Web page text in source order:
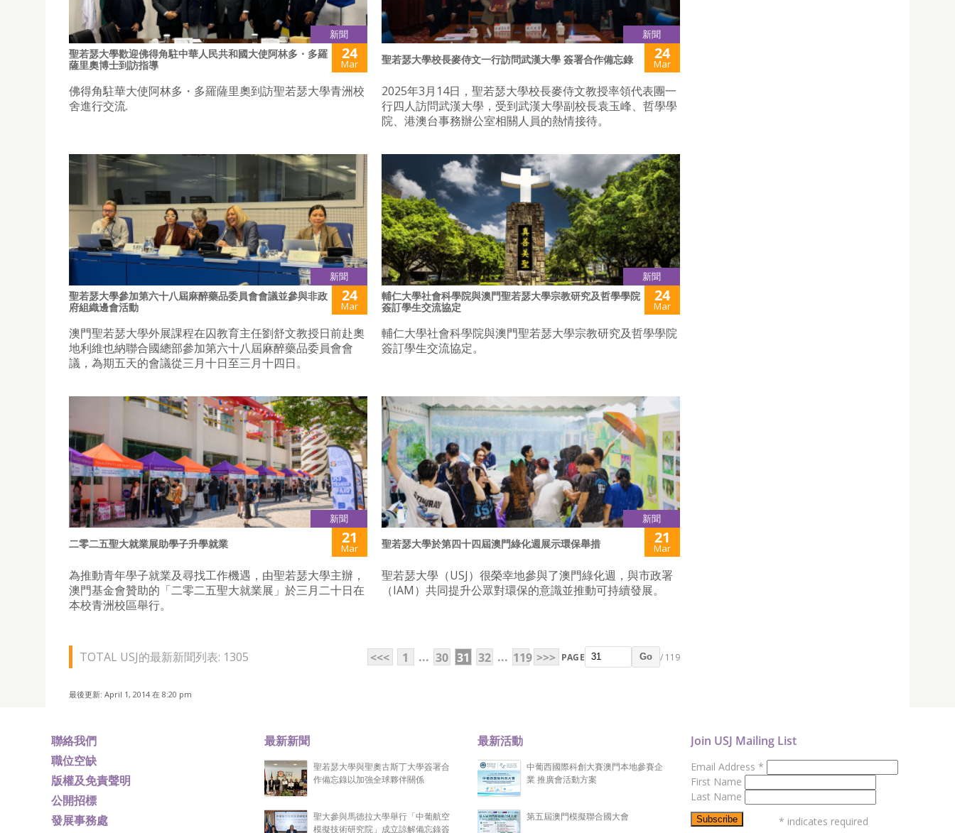
新聞
聖若瑟大學歡迎佛得角駐中華人民共和國大使阿林多・多羅
薩里奧博士到訪指導
24
Mar
佛得角駐華大使阿林多・多羅薩里奧到訪聖若瑟大學青洲校
舍進行交流.
新聞
聖若瑟大學校長麥侍文一行訪問武漢大學 簽署合作備忘錄 24
Mar
2025年3月14日，聖若瑟大學校長麥侍文教授率領代表團一
行四人訪問武漢大學，受到武漢大學副校長袁玉峰、哲學學
院、港澳台事務辦公室相關人員的熱情接待。
新聞
聖若瑟大學參加第六十八屆麻醉藥品委員會會議並參與非政
府組織邊會活動
24
Mar
澳門聖若瑟大學外展課程在囚教育主任劉舒文教授日前赴奧
地利維也納聯合國總部參加第六十八屆麻醉藥品委員會會
議，為期五天的會議從三月十日至三月十四日。
新聞
輔仁大學社會科學院與澳門聖若瑟大學宗教研究及哲學學院
簽訂學生交流協定
24
Mar
輔仁大學社會科學院與澳門聖若瑟大學宗教研究及哲學學院
簽訂學生交流協定。
新聞
二零二五聖大就業展助學子升學就業 21
Mar
為推動青年學子就業及尋找工作機遇，由聖若瑟大學主辦，
澳門基金會贊助的「二零二五聖大就業展」於三月二十日在
本校青洲校區舉行。
新聞
聖若瑟大學於第四十四屆澳門綠化週展示環保舉措 21
Mar
聖若瑟大學（USJ）很榮幸地參與了澳門綠化週，與市政署
（IAM）共同提升公眾對環保的意識並推動可持續發展。
TOTAL USJ的最新新聞列表: 1305 <<< 1 ... 30 31 32 ... 119 >>> PAGE Go / 119
最後更新: April 1, 2014 在 8:20 pm
聯絡我們
職位空缺
版權及免責聲明
公開招標
發展事務處
最新新聞
聖若瑟大學與聖奧古斯丁大學簽署合
作備忘錄以加強全球夥伴關係
聖大參與馬德拉大學舉行「中葡航空
模擬技術研究院」成立諒解備忘錄簽
最新活動
中葡西國際科創大賽澳門本地參賽企
業 推廣會活動方案
第五屆澳門模擬聯合國大會
Join USJ Mailing List
Email Address *
First Name
Last Name
* indicates required